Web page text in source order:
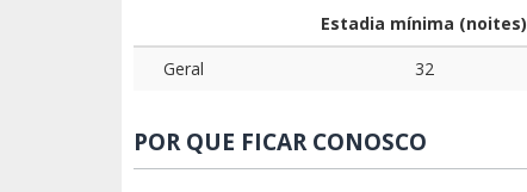
Estadia mínima (noites)
Geral
32
POR QUE FICAR CONOSCO